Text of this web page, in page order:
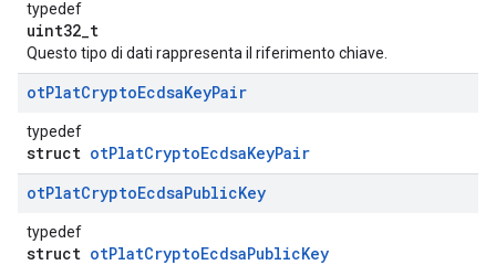
typedef
uint32_t
Questo tipo di dati rappresenta il riferimento chiave.
otPlatCryptoEcdsaKeyPair
typedef
struct otPlatCryptoEcdsaKeyPair
otPlatCryptoEcdsaPublicKey
typedef
struct otPlatCryptoEcdsaPublicKey